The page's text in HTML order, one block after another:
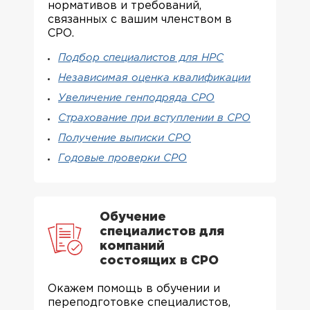
нормативов и требований,
связанных с вашим членством в
СРО.
Подбор специалистов для НРС
Независимая оценка квалификации
Увеличение генподряда СРО
Страхование при вступлении в СРО
Получение выписки СРО
Годовые проверки СРО
Обучение
специалистов для
компаний
состоящих в СРО
Окажем помощь в обучении и
переподготовке специалистов,